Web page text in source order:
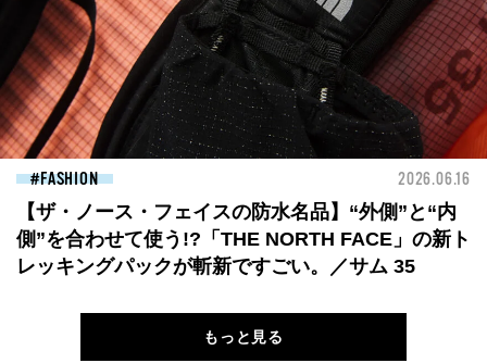
FASHION 2026.06.16
【ザ・ノース・フェイスの防水名品】“外側”と“内
側”を合わせて使う!?「THE NORTH FACE」の新ト
レッキングパックが斬新ですごい。／サム 35
もっと見る